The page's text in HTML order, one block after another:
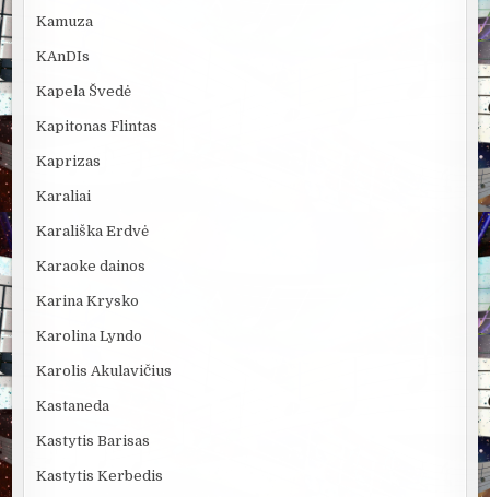
Kamuza
KAnDIs
Kapela Švedė
Kapitonas Flintas
Kaprizas
Karaliai
Karališka Erdvė
Karaoke dainos
Karina Krysko
Karolina Lyndo
Karolis Akulavičius
Kastaneda
Kastytis Barisas
Kastytis Kerbedis